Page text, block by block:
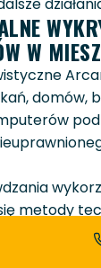
W
domów,
metody